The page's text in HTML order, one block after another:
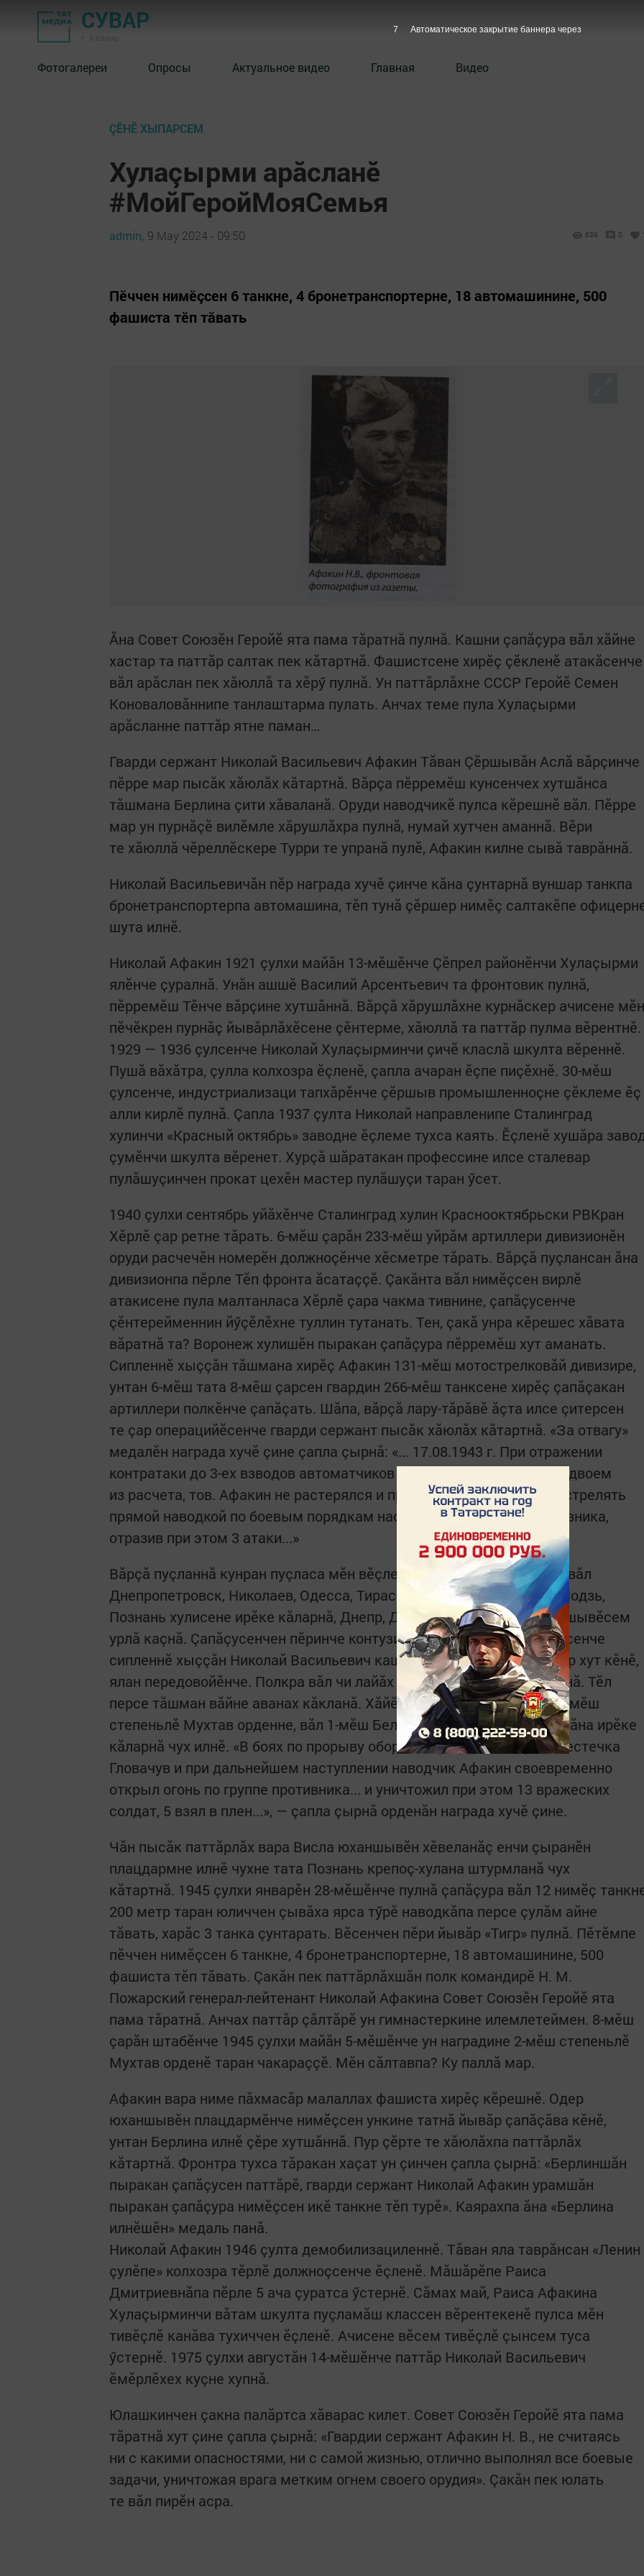
СУВАР
Фотогалереи Опросы Актуальное видео Главная Видео
ÇӖНӖ ХЫПАРСЕМ
Хулаçырми арăсланĕ
#МойГеройМояСемья
admin, 9 May 2024 - 09:50 639 0
Пӗччен нимӗçсен 6 танкне, 4 бронетранспортерне, 18 автомашинине, 500
фашиста тӗп тăвать
Ăна Совет Союзӗн Геройӗ ята пама тăратнă пулнă. Кашни çапăçура вăл хăйне
хастар та паттăр салтак пек кăтартнă. Фашистсене хирӗç çӗкленӗ атакăсенче
вăл арăслан пек хăюллă та хӗрӳ пулнă. Ун паттăрлăхне СССР Геройӗ Семен
Коноваловăннипе танлаштарма пулать. Анчах теме пула Хулаçырми
арăсланне паттăр ятне паман…
Гварди сержант Николай Васильевич Афакин Тăван Çӗршывăн Аслă вăрçинче
пӗрре мар пысăк хăюлăх кăтартнă. Вăрçа пӗрремӗш кунсенчех хутшăнса
тăшмана Берлина çити хăваланă. Оруди наводчикӗ пулса кӗрешнӗ вăл. Пӗрре
мар ун пурнăçӗ вилӗмле хăрушлăхра пулнă, нумай хутчен аманнă. Вӗри
те хăюллă чӗреллӗскере Турри те упранă пулӗ, Афакин килне сывă таврăннă.
Николай Васильевичăн пӗр награда хучӗ çинче кăна çунтарнă вуншар танкпа
бронетранспортерпа автомашина, тӗп тунă çӗршер нимӗç салтакӗпе
шута илнӗ.
Николай Афакин 1921 çулхи майăн 13-мӗшӗнче Çӗпрел районӗнчи Хулаçырми
ялӗнче çуралнă. Унăн ашшӗ Василий Арсентьевич та фронтовик пулнă,
пӗрремӗш Тӗнче вăрçине хутшăннă. Вăрçă хăрушлăхне курнăскер ачисене мӗн
пӗчӗкрен пурнăç йывăрлăхӗсене çӗнтерме, хăюллă та паттăр пулма вӗрентнӗ.
1929 — 1936 çулсенче Николай Хулаçырминчи çичӗ класлă шкулта вӗреннӗ.
Пушă вăхăтра, çулла колхозра ӗçленӗ, çапла ачаран ӗçпе пиçӗхнӗ. 30-мӗш
çулсенче, индустриализаци тапхăрӗнче çӗршыв промышленноçне çӗклеме ӗç
алли кирлӗ пулнă. Çапла 1937 çулта Николай направленипе Сталинград
хулинчи «Красный октябрь» заводне ӗçлеме тухса каять. Ӗçленӗ хушăра
çумӗнчи шкулта вӗренет. Хурçă шăратакан профессине илсе сталевар
пулăшуçинчен прокат цехӗн мастер пулăшуçи таран ӳсет.
1940 çулхи сентябрь уйăхӗнче Сталинград хулин Краснооктябрьски РВКран
Хӗрлӗ çар ретне тăрать. 6-мӗш çарăн 233-мӗш уйрăм артиллери дивизионӗн
оруди расчечӗн номерӗн должноçӗнче хӗсметре тăрать. Вăрçă пуçлансан ăна
дивизионпа пӗрле Тӗп фронта ăсатаççӗ. Çакăнта вăл нимӗçсен вирлӗ
атакисене пула малтанласа Хӗрлӗ çара чакма тивнине, çапăçусенче
çӗнтерейменнин йӳçӗлӗхне туллин тутанать. Тен, çакă унра кӗрешес хăвата
вăратнă та? Воронеж хулишӗн пыракан çапăçура пӗрремӗш хут аманать.
Сипленнӗ хыççăн тăшмана хирӗç Афакин 131-мӗш мотострелковăй дивизире,
унтан 6-мӗш тата 8-мӗш çарсен гвардин 266-мӗш танксене хирӗç çапăçакан
артиллери полкӗнче çапăçать. Шăпа, вăрçă лару-тăрăвӗ ăçта илсе çитерсен
те çар операцийӗсенче гварди сержант пысăк хăюлăх кăтартнă. «За отвагу»
медалӗн награда хучӗ çине çапла çырнă: «... 17.08.1943 г. При отражении
контратаки до 3-ех взводов автоматчиков противника, оставшись вдвоем
из расчета, тов. Афакин не растерялся и продолжал хладнокровно стрелять
прямой наводкой по боевым порядкам наступающей пехоты противника,
отразив при этом 3 атаки...»
Вăрçă пуçланнă кунран пуçласа мӗн вӗçленичченех фронтра пулса вăл
Днепропетровск, Николаев, Одесса, Тирасполь, Люблин, Варшава, Лодзь,
Познань хулисене ирӗке кăларнă, Днепр, Днестр, Висла, Одер юханшывӗсем
урлă каçнă. Çапăçусенчен пӗринче контузи те пулнă ăна. Госпитальсенче
сипленнӗ хыççăн Николай Васильевич кашнинчех вăрçă вутне тепӗр хут кӗнӗ,
ялан передовойӗнче. Полкра вăл чи лайăх оруди наводчикӗ шутланнă. Тӗл
персе тăшман вăйне аванах кăкланă. Хăйӗн пӗрремӗш орденне — 3-мӗш
степеньлӗ Мухтав орденне, вăл 1-мӗш Белорусси фронтӗнче Польшăна ирӗке
кăларнă чух илнӗ. «В боях по прорыву обороны противника в р-не местечка
Гловачув и при дальнейшем наступлении наводчик Афакин своевременно
открыл огонь по группе противника... и уничтожил при этом 13 вражеских
солдат, 5 взял в плен...», — çапла çырнă орденăн награда хучӗ çине.
Чăн пысăк паттăрлăх вара Висла юханшывӗн хӗвеланăç енчи çыранӗн
плацдармне илнӗ чухне тата Познань крепоç-хулана штурмланă чух
кăтартнă. 1945 çулхи январӗн 28-мӗшӗнче пулнă çапăçура вăл 12 нимӗç
200 метр таран юличчен çывăха ярса тӳрӗ наводкăпа персе çулăм айне
тăвать, харăс 3 танка çунтарать. Вӗсенчен пӗри йывăр «Тигр» пулнă. Пӗтӗмпе
пӗччен нимӗçсен 6 танкне, 4 бронетранспортерне, 18 автомашинине, 500
фашиста тӗп тăвать. Çакăн пек паттăрлăхшăн полк командирӗ Н. М.
Пожарский генерал-лейтенант Николай Афакина Совет Союзӗн Геройӗ ята
пама тăратнă. Анчах паттăр çăлтăрӗ ун гимнастеркине илемлетеймен. 8-мӗш
çарăн штабӗнче 1945 çулхи майăн 5-мӗшӗнче ун наградине 2-мӗш степеньлӗ
Мухтав орденӗ таран чакараççӗ. Мӗн сăлтавпа? Ку паллă мар.
Афакин вара ниме пăхмасăр малаллах фашиста хирӗç кӗрешнӗ. Одер
юханшывӗн плацдармӗнче нимӗçсен ункине татнă йывăр çапăçăва кӗнӗ,
унтан Берлина илнӗ çӗре хутшăннă. Пур çӗрте те хăюлăхпа паттăрлăх
кăтартнă. Фронтра тухса тăракан хаçат ун çинчен çапла çырнă: «Берлиншăн
пыракан çапăçусен паттăрӗ, гварди сержант Николай Афакин урамшăн
пыракан çапăçура нимӗçсен икӗ танкне тӗп турӗ». Каярахпа ăна «Берлина
илнӗшӗн» медаль панă.
Николай Афакин 1946 çулта демобилизациленнӗ. Тăван яла таврăнсан «Ленин
çулӗпе» колхозра тӗрлӗ должноçсенче ӗçленӗ. Мăшăрӗпе Раиса
Дмитриевнăпа пӗрле 5 ача çуратса ӳстернӗ. Сăмах май, Раиса Афакина
Хулаçырминчи вăтам шкулта пуçламăш классен вӗрентекенӗ пулса мӗн
тивӗçлӗ канăва тухиччен ӗçленӗ. Ачисене вӗсем тивӗçлӗ çынсем туса
ӳстернӗ. 1975 çулхи августăн 14-мӗшӗнче паттăр Николай Васильевич
ӗмӗрлӗхех куçне хупнă.
Юлашкинчен çакна палăртса хăварас килет. Совет Союзӗн Геройӗ ята пама
тăратнă хут çине çапла çырнă: «Гвардии сержант Афакин Н. В., не считаясь
ни с какими опасностями, ни с самой жизнью, отлично выполнял все боевые
задачи, уничтожая врага метким огнем своего орудия». Çакăн пек юлать
те вăл пирӗн асра.
6 Автоматическое закрытие баннера через